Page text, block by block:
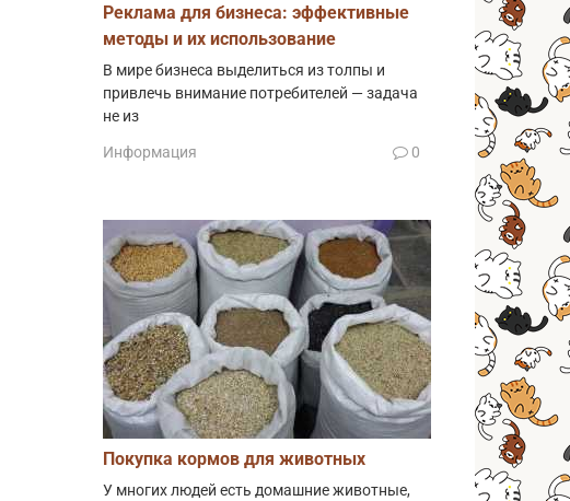
Реклама для бизнеса: эффективные
методы и их использование
В мире бизнеса выделиться из толпы и
привлечь внимание потребителей — задача
не из
Информация 0
Покупка кормов для животных
У многих людей есть домашние животные,